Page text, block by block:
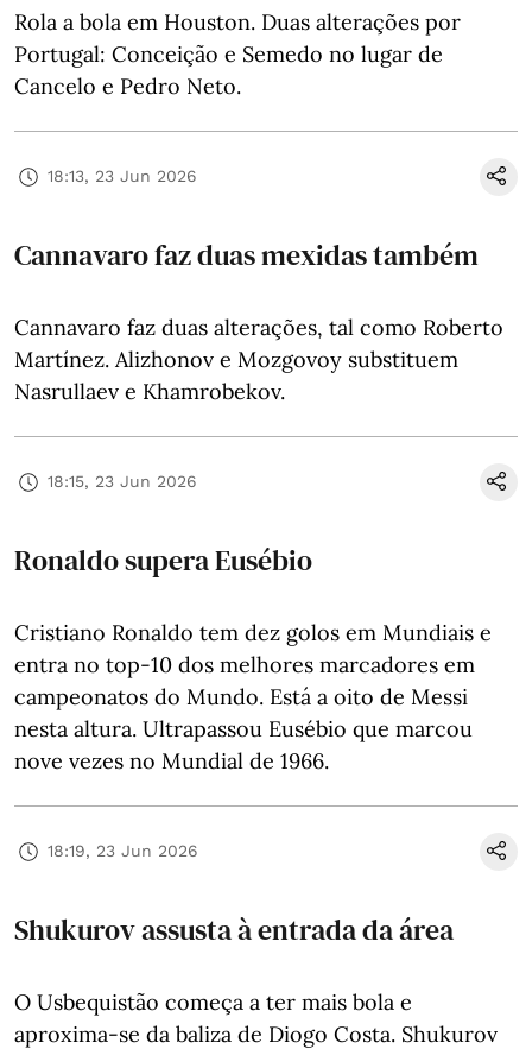
Rola a bola em Houston. Duas alterações por
Portugal: Conceição e Semedo no lugar de
Cancelo e Pedro Neto.
18:13, 23 Jun 2026
Cannavaro faz duas mexidas também
Cannavaro faz duas alterações, tal como Roberto
Martínez. Alizhonov e Mozgovoy substituem
Nasrullaev e Khamrobekov.
18:15, 23 Jun 2026
Ronaldo supera Eusébio
Cristiano Ronaldo tem dez golos em Mundiais e
entra no top-10 dos melhores marcadores em
campeonatos do Mundo. Está a oito de Messi
nesta altura. Ultrapassou Eusébio que marcou
nove vezes no Mundial de 1966.
18:19, 23 Jun 2026
Shukurov assusta à entrada da área
O Usbequistão começa a ter mais bola e
aproxima-se da baliza de Diogo Costa. Shukurov